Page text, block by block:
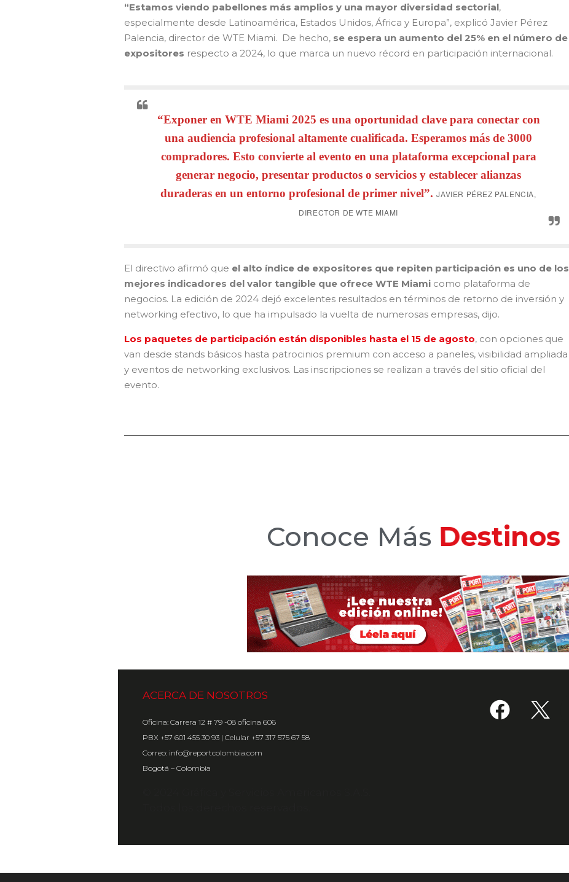
“Estamos viendo pabellones más amplios y una mayor diversidad sectorial,
especialmente desde Latinoamérica, Estados Unidos, África y Europa”, explicó Javier Pérez
Palencia, director de WTE Miami. De hecho, se espera un aumento del 25% en el número de
expositores respecto a 2024, lo que marca un nuevo récord en participación internacional.
“Exponer en WTE Miami 2025 es una oportunidad clave para conectar con
una audiencia profesional altamente cualificada. Esperamos más de 3000
compradores. Esto convierte al evento en una plataforma excepcional para
generar negocio, presentar productos o servicios y establecer alianzas
duraderas en un entorno profesional de primer nivel”. JAVIER PÉREZ PALENCIA,
DIRECTOR DE WTE MIAMI
El directivo afirmó que el alto índice de expositores que repiten participación es uno de los
mejores indicadores del valor tangible que ofrece WTE Miami como plataforma de
negocios. La edición de 2024 dejó excelentes resultados en términos de retorno de inversión y
networking efectivo, lo que ha impulsado la vuelta de numerosas empresas, dijo.
Los paquetes de participación están disponibles hasta el 15 de agosto, con opciones que
van desde stands básicos hasta patrocinios premium con acceso a paneles, visibilidad ampliada
y eventos de networking exclusivos. Las inscripciones se realizan a través del sitio oficial del
evento.
Conoce MásHoteles
ACERCA DE NOSOTROS
Oficina: Carrera 12 # 79 -08 oficina 606
PBX +57 601 455 30 93 | Celular +57 317 575 67 58
Correo: info@reportcolombia.com
Bogotá – Colombia